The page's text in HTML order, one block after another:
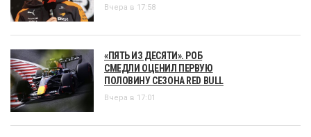
Вчера в 17:58
«ПЯТЬ ИЗ ДЕСЯТИ». РОБ
СМЕДЛИ ОЦЕНИЛ ПЕРВУЮ
ПОЛОВИНУ СЕЗОНА RED BULL
Вчера в 17:01